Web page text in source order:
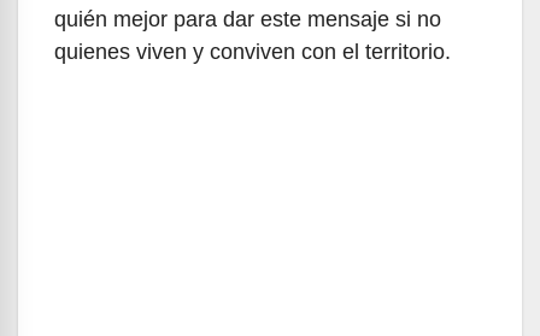
quién mejor para dar este mensaje si no
quienes viven y conviven con el territorio.